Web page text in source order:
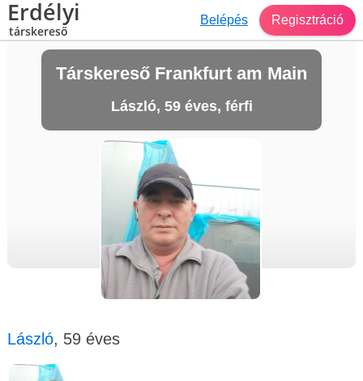
Erdélyi
társkereső
Belépés Regisztráció
Társkereső Frankfurt am Main
László, 59 éves, férfi
László, 59 éves